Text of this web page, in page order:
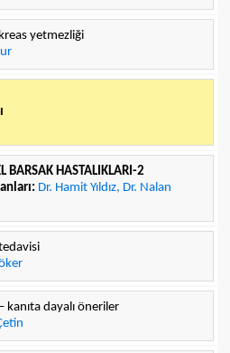
yetmezliği
BARSAK HASTALIKLARI-2
Dr. Hamit Yıldız, Dr. Nalan
kanıta dayalı öneriler